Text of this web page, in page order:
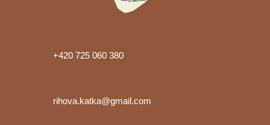
+420 725 060 380
rihova.katka@gmail.com